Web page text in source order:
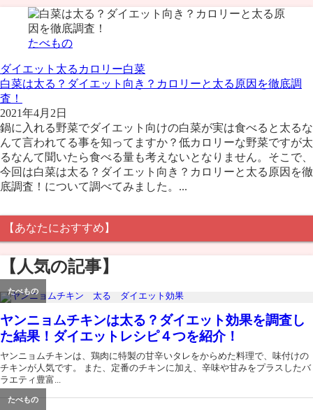
たべもの
ダイエット 太る カロリー白菜
白菜は太る？ダイエット向き？カロリーと太る原因を徹底調
査！
2021年4月2日
鍋に入れる野菜でダイエット向けの白菜が実は食べると太るな
んて言われてる事を知ってますか？低カロリーな野菜ですが太
るなんて聞いたら食べる量も考えないとなりません。そこで、
今回は白菜は太る？ダイエット向き？カロリーと太る原因を徹
底調査！について調べてみました。...
【あなたにおすすめ】
【人気の記事】